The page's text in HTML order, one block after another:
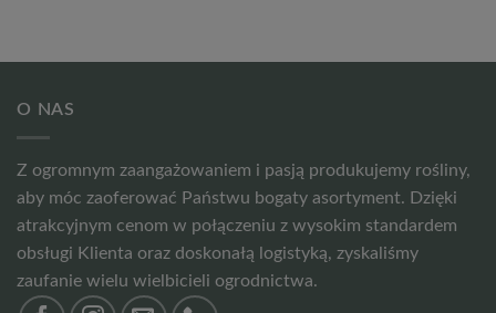
O NAS
Z ogromnym zaangażowaniem i pasją produkujemy rośliny,
aby móc zaoferować Państwu bogaty asortyment. Dzięki
atrakcyjnym cenom w połączeniu z wysokim standardem
obsługi Klienta oraz doskonałą logistyką, zyskaliśmy
zaufanie wielu wielbicieli ogrodnictwa.